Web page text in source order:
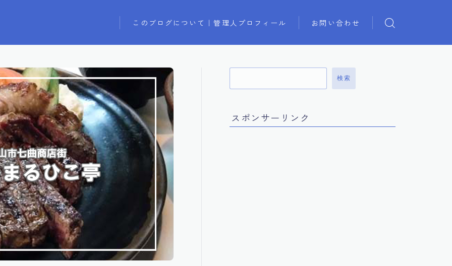
このブログについて｜管理人プロフィール お問い合わせ
検索
スポンサーリンク